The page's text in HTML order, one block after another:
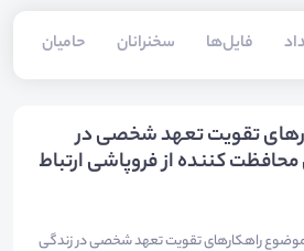
فایل‌ها سخنرانان حامیان
تقویت تعهد شخصی در
کننده از فروپاشی ارتباط
موضوع راهکارهای تقویت تعهد شخصی در زندگی